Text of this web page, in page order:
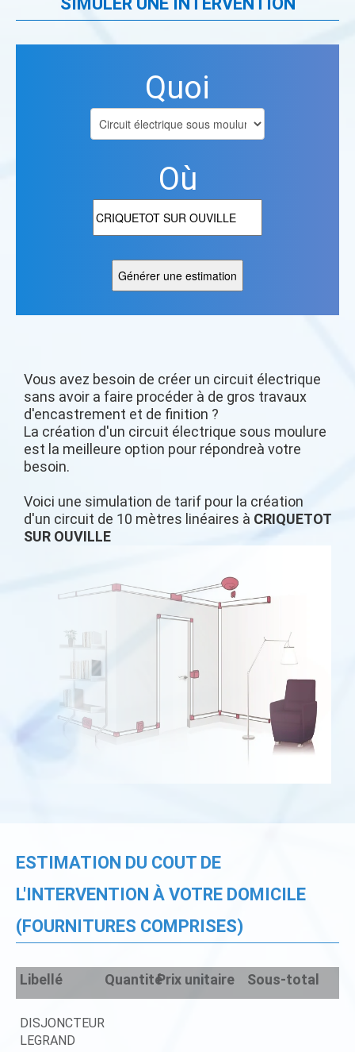
Quoi
Où
Vous avez besoin de créer un circuit électrique
sans avoir a faire procéder à de gros travaux
d'encastrement et de finition ?
La création d'un circuit électrique sous moulure
est la meilleure option pour répondreà votre
besoin.
Voici une simulation de tarif pour la création
d'un circuit de 10 mètres linéaires à CRIQUETOT
SUR OUVILLE
ESTIMATION DU COUT DE
L'INTERVENTION À VOTRE DOMICILE
(FOURNITURES COMPRISES)
Libellé QuantitéPrix unitaire Sous-total
DISJONCTEUR
LEGRAND